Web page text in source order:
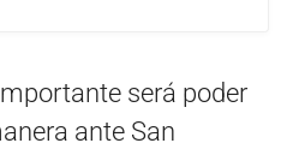
será poder
ante San